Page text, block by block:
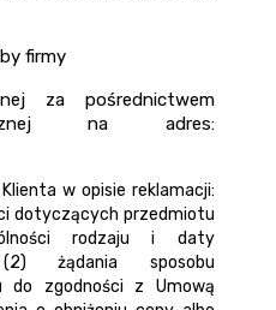
firmy
za pośrednictwem
na adres:
w opisie reklamacji:
dotyczących przedmiotu
rodzaju i daty
żądania sposobu
do zgodności z Umową